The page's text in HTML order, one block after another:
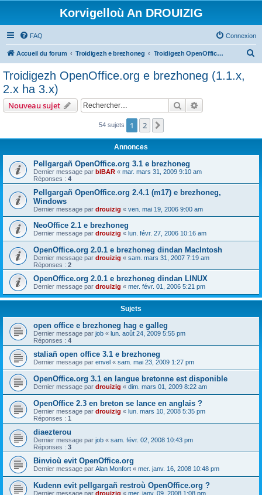
Korvigelloù An DROUIZIG
FAQ Connexion
Accueil du forum Troidigezh e brezhoneg Troidigezh OpenOffice.org e brezhoneg (1.1.x, 2.x ha 3.x)
c
Troidigezh OpenOffice.org e brezhoneg (1.1.x,
2.x ha 3.x)
Nouveau sujet Rechercher
54 sujets 1 2
Annonces
Pellgargañ OpenOffice.org 3.1 e brezhoneg
Dernier message par bIBAR « mar. mars 31, 2009 9:10 am
Réponses : 4
Pellgargañ OpenOffice.org 2.4.1 (m17) e brezhoneg,
Windows
Dernier message par drouizig « ven. mai 19, 2006 9:00 am
NeoOffice 2.1 e brezhoneg
Dernier message par drouizig « lun. févr. 27, 2006 10:16 am
OpenOffice.org 2.0.1 e brezhoneg dindan MacIntosh
Dernier message par drouizig « sam. mars 31, 2007 7:19 am
Réponses : 2
OpenOffice.org 2.0.1 e brezhoneg dindan LINUX
Dernier message par drouizig « mer. févr. 01, 2006 5:21 pm
Sujets
open office e brezhoneg hag e galleg
Dernier message par job « lun. août 24, 2009 5:55 pm
Réponses : 4
staliañ open office 3.1 e brezhoneg
Dernier message par envel « sam. mai 23, 2009 1:27 pm
OpenOffice.org 3.1 en langue bretonne est disponible
Dernier message par drouizig « dim. mars 01, 2009 8:22 am
OpenOffice 2.3 en breton se lance en anglais ?
Dernier message par drouizig « lun. mars 10, 2008 5:35 pm
Réponses : 1
diaezterou
Dernier message par job « sam. févr. 02, 2008 10:43 pm
Réponses : 3
Binvioù evit OpenOffice.org
Dernier message par Alan Monfort « mer. janv. 16, 2008 10:48 pm
Kudenn evit pellgargañ restroù OpenOffice.org ?
Dernier message par drouizig « mer. janv. 09, 2008 1:08 pm